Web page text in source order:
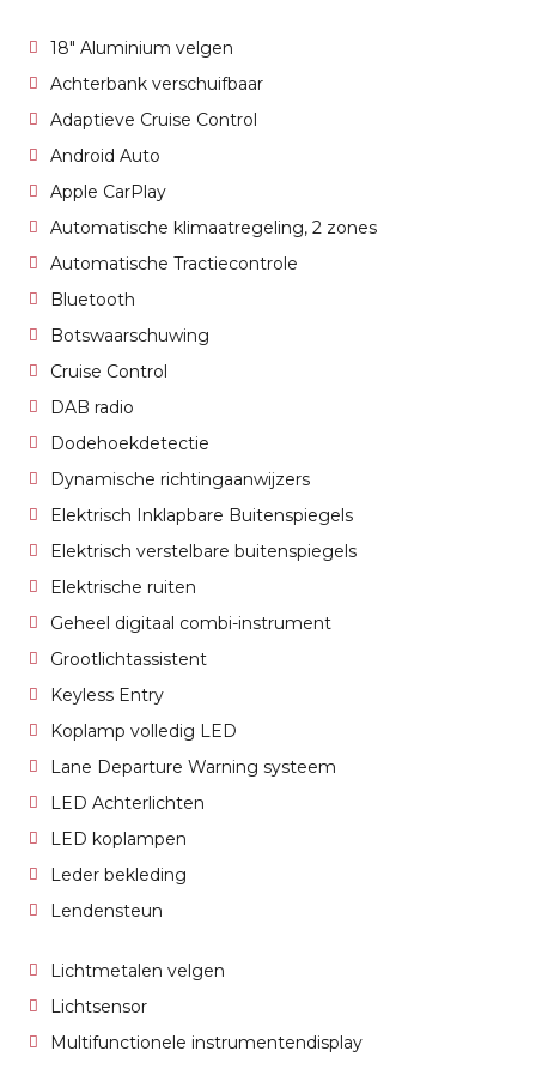
18" Aluminium velgen
Achterbank verschuifbaar
Adaptieve Cruise Control
Android Auto
Apple CarPlay
Automatische klimaatregeling, 2 zones
Automatische Tractiecontrole
Bluetooth
Botswaarschuwing
Cruise Control
DAB radio
Dodehoekdetectie
Dynamische richtingaanwijzers
Elektrisch Inklapbare Buitenspiegels
Elektrisch verstelbare buitenspiegels
Elektrische ruiten
Geheel digitaal combi-instrument
Grootlichtassistent
Keyless Entry
Koplamp volledig LED
Lane Departure Warning systeem
LED Achterlichten
LED koplampen
Leder bekleding
Lendensteun
Lichtmetalen velgen
Lichtsensor
Multifunctionele instrumentendisplay